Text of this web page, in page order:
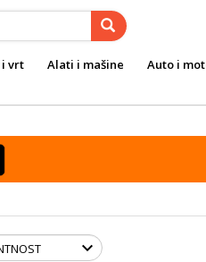
i vrt Alati i mašine Auto i